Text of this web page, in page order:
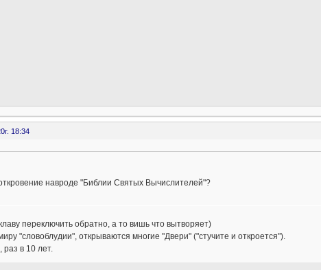
18:34
навроде "Библии Святых Вычислителей"?
переключить обратно, а то вишь что вытворяет)
"словоблудии", открываются многие "Двери" ("стучите и откроется").
раз в 10 лет.